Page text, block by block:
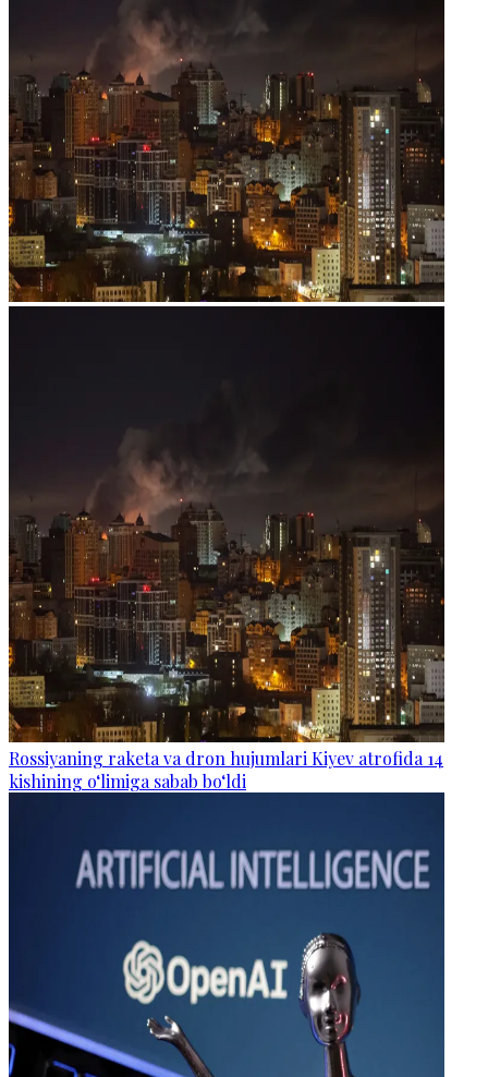
Rossiyaning raketa va dron hujumlari Kiyev atrofida 14
kishining o‘limiga sabab bo‘ldi